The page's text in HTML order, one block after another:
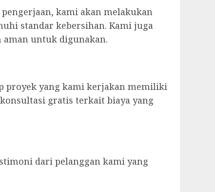
kami akan melakukan
standar kebersihan. Kami juga
untuk digunakan.
proyek yang kami kerjakan memiliki
gratis terkait biaya yang
dari pelanggan kami yang